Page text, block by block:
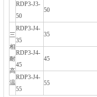
RDP3-J3-
50
50
三
相
耐
高
温
RDP3-J4-
35
35
RDP3-J4-
45
45
RDP3-J4-
55
55